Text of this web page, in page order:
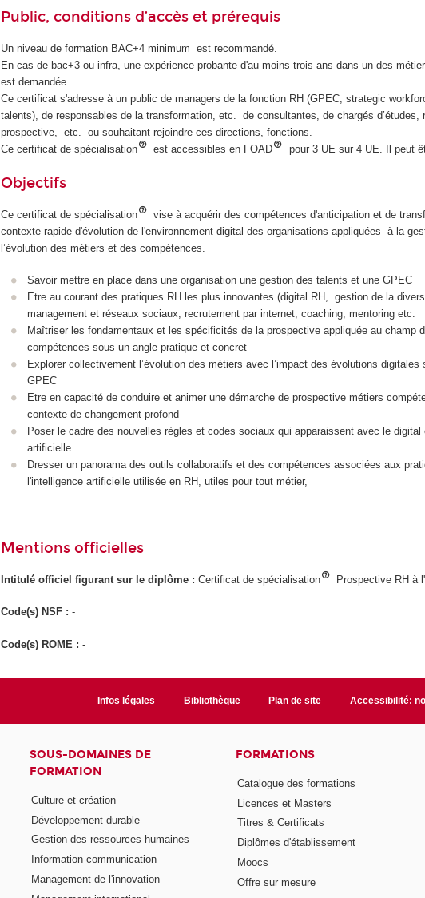
Public, conditions d’accès et prérequis
Un niveau de formation BAC+4 minimum est recommandé.
En cas de bac+3 ou infra, une expérience probante d'au moins trois ans dans un des
est demandée
Ce certificat s'adresse à un public de managers de la fonction RH (GPEC, strategic
talents), de responsables de la transformation, etc. de consultantes, de chargés d’études,
prospective, etc. ou souhaitant rejoindre ces directions, fonctions.
Ce certificat de spécialisation
est accessibles en FOAD pour 3 UE sur 4 UE. Il peut
Objectifs
Ce certificat de spécialisation
vise à acquérir des compétences d'anticipation et de
contexte rapide d'évolution de l'environnement digital des organisations appliquées à la
l’évolution des métiers et des compétences.
Savoir mettre en place dans une organisation une gestion des talents et une GPEC
Etre au courant des pratiques RH les plus innovantes (digital RH, gestion de la
management et réseaux sociaux, recrutement par internet, coaching, mentoring etc.
Maîtriser les fondamentaux et les spécificités de la prospective appliquée au champ
compétences sous un angle pratique et concret
Explorer collectivement l’évolution des métiers avec l’impact des évolutions
GPEC
Etre en capacité de conduire et animer une démarche de prospective métiers
contexte de changement profond
Poser le cadre des nouvelles règles et codes sociaux qui apparaissent avec le digital
artificielle
Dresser un panorama des outils collaboratifs et des compétences associées aux
l'intelligence artificielle utilisée en RH, utiles pour tout métier,
Mentions officielles
Intitulé officiel figurant sur le diplôme :Certificat de spécialisation Prospective RH à
Code(s) NSF :-
Code(s) ROME :-
Infos légales Bibliothèque Plan de site Accessibilité:
SOUS-DOMAINES DE
FORMATION
Culture et création
Développement durable
Gestion des ressources humaines
Information-communication
Management de l'innovation
FORMATIONS
Catalogue des formations
Licences et Masters
Titres & Certificats
Diplômes d'établissement
Moocs
Offre sur mesure